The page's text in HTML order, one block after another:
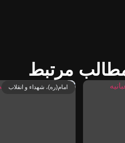
مرتبط
امام(ره)، شهداء و انقلاب